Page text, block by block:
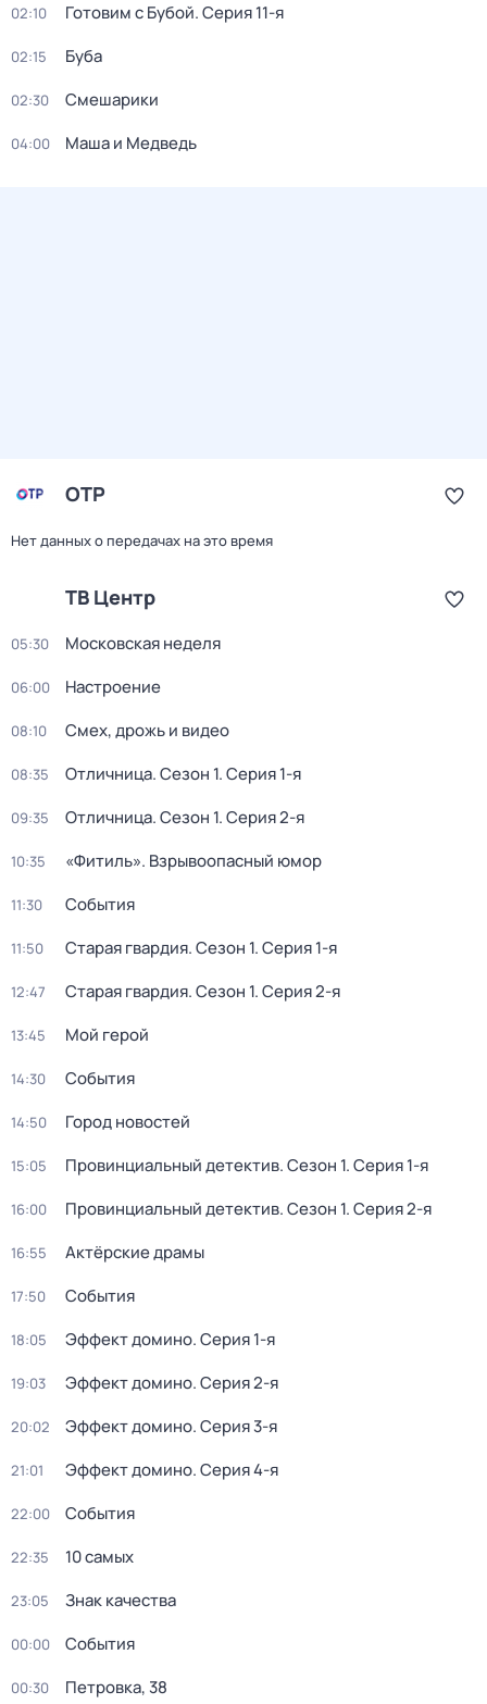
02:10 Готовим с Бубой. Серия 11-я
02:15 Буба
02:30 Смешарики
04:00 Маша и Медведь
ОТР
Нет данных о передачах на это время
ТВ Центр
05:30 Московская неделя
06:00 Настроение
08:10 Смех, дрожь и видео
08:35 Отличница. Сезон 1. Серия 1-я
09:35 Отличница. Сезон 1. Серия 2-я
10:35 «Фитиль». Взрывоопасный юмор
11:30 События
11:50 Старая гвардия. Сезон 1. Серия 1-я
12:47 Старая гвардия. Сезон 1. Серия 2-я
13:45 Мой герой
14:30 События
14:50 Город новостей
15:05 Провинциальный детектив. Сезон 1. Серия 1-я
16:00 Провинциальный детектив. Сезон 1. Серия 2-я
16:55 Актёрские драмы
17:50 События
18:05 Эффект домино. Серия 1-я
19:03 Эффект домино. Серия 2-я
20:02 Эффект домино. Серия 3-я
21:01 Эффект домино. Серия 4-я
22:00 События
22:35 10 самых
23:05 Знак качества
00:00 События
00:30 Петровка, 38